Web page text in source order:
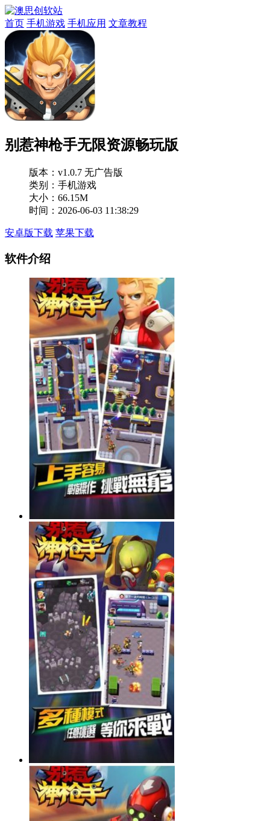
首页 手机游戏 手机应用 文章教程
别惹神枪手无限资源畅玩版
版本： v1.0.7 无广告版
类别：手机游戏
大小：66.15M
时间：2026-06-03 11:38:29
安卓版下载 苹果下载
软件介绍